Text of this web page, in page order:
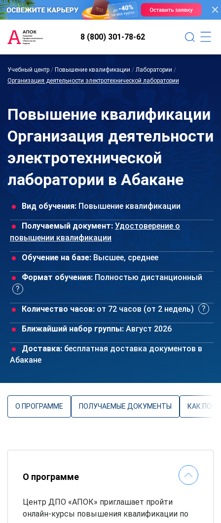
8 (800) 301-78-62
Учебный центр / Повышение квалификации / Лаборатории /
Организация деятельности электротехнической лаборатории
Повышение квалификации
Организация деятельности
электротехнической
лаборатории в Абакане
Вид обучения: Повышение квалификации
Получаемый документ: Удостоверение о
повышении квалификации
Обучение на базе: Высшее, среднее
Формат обучения: Полностью дистанционный
Количество часов: от 72 часов (от 2 недель)
Ближайший набор группы: Август 2026
Доставка: бесплатная доставка документов в
Абакане
О ПРОГРАММЕ ПОЛУЧАЕМЫЕ ДОКУМЕНТЫ КАК
О программе
Центр ДПО «АПОК» приглашает пройти
онлайн-курсы повышения квалификации по